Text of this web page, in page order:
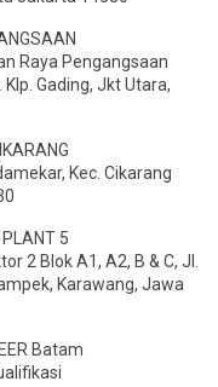
Raya Pengangsaan
Klp. Gading, Jkt Utara,
Kec. Cikarang
5
2 Blok A1, A2, B & C, Jl.
Karawang, Jawa
Batam